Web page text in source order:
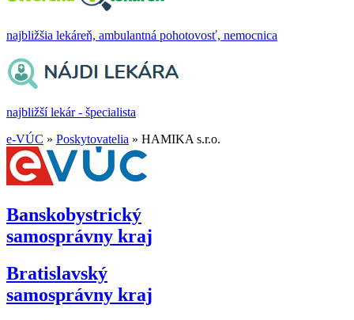
najbližšia lekáreň, ambulantná pohotovosť, nemocnica
najbližší lekár - špecialista
e-VÚC » Poskytovatelia » HAMIKA s.r.o.
Banskobystrický
samosprávny kraj
Bratislavský
samosprávny kraj